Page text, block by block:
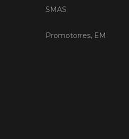
SMAS
Promotorres, EM